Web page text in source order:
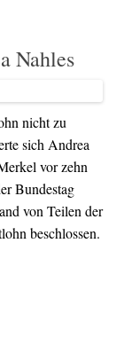
Nahles
nicht zu
sich Andrea
vor zehn
Bundestag
von Teilen der
beschlossen.